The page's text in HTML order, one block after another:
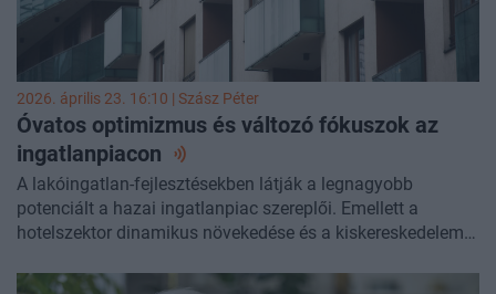
2026. április 23. 16:10 | Szász Péter
Óvatos optimizmus és változó fókuszok az
ingatlanpiacon
A lakóingatlan-fejlesztésekben látják a legnagyobb
potenciált a hazai ingatlanpiac szereplői. Emellett a
hotelszektor dinamikus növekedése és a kiskereskedelem
Mindez a DLA Piper Hungary friss ingatlanpiaci körképéből